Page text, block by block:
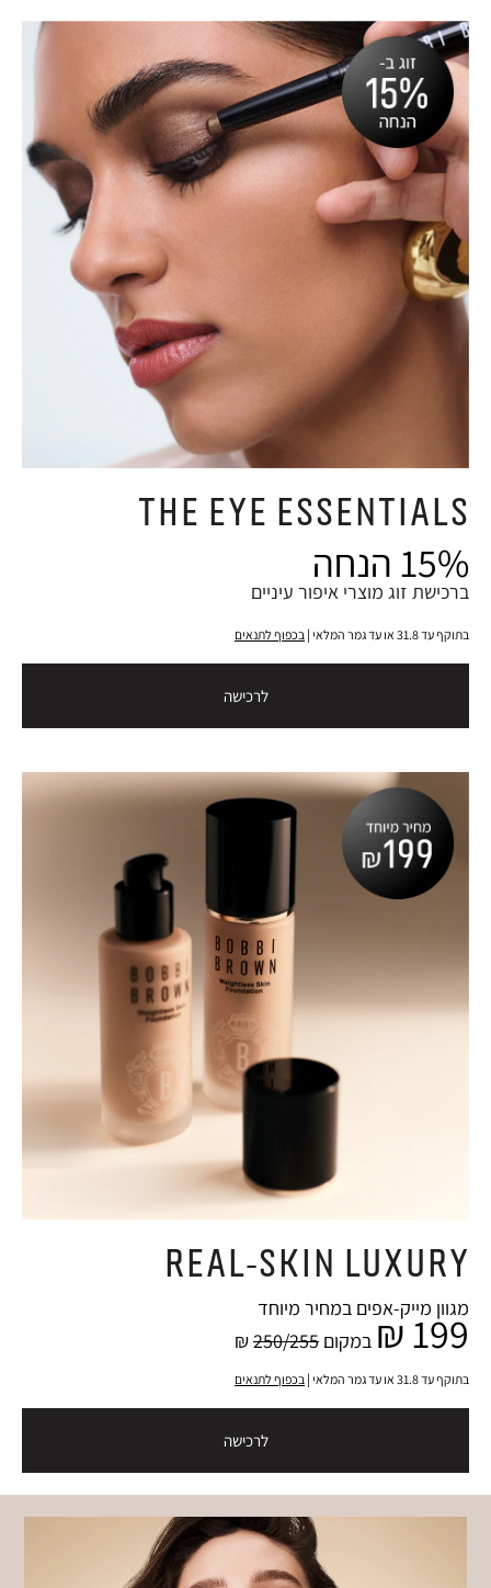
THE EYE ESSENTIALS
15% הנחה
ברכישת זוג מוצרי איפור עיניים
בתוקף עד 31.8 או עד גמר המלאי | בכפוף לתנאים
לרכישה
REAL-SKIN LUXURY
מגוון מייק-אפים במחיר מיוחד
199 ₪ במקום 250/255
₪
בתוקף עד 31.8 או עד גמר המלאי | בכפוף לתנאים
לרכישה